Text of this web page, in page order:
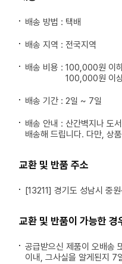
배송 방법 : 택배
배송 지역 : 전국지역
배송 비용 : 100,000원 이
100,000원 이
배송 기간 : 2일 ~ 7일
배송 안내 : 산간벽지나 도
배송해 드립니다. 다만, 상
교환 및 반품 주소
[13211] 경기도 성남시 중
교환 및 반품이 가능한 경
공급받으신 제품이 오배송
이내, 그사실을 알게된지 7